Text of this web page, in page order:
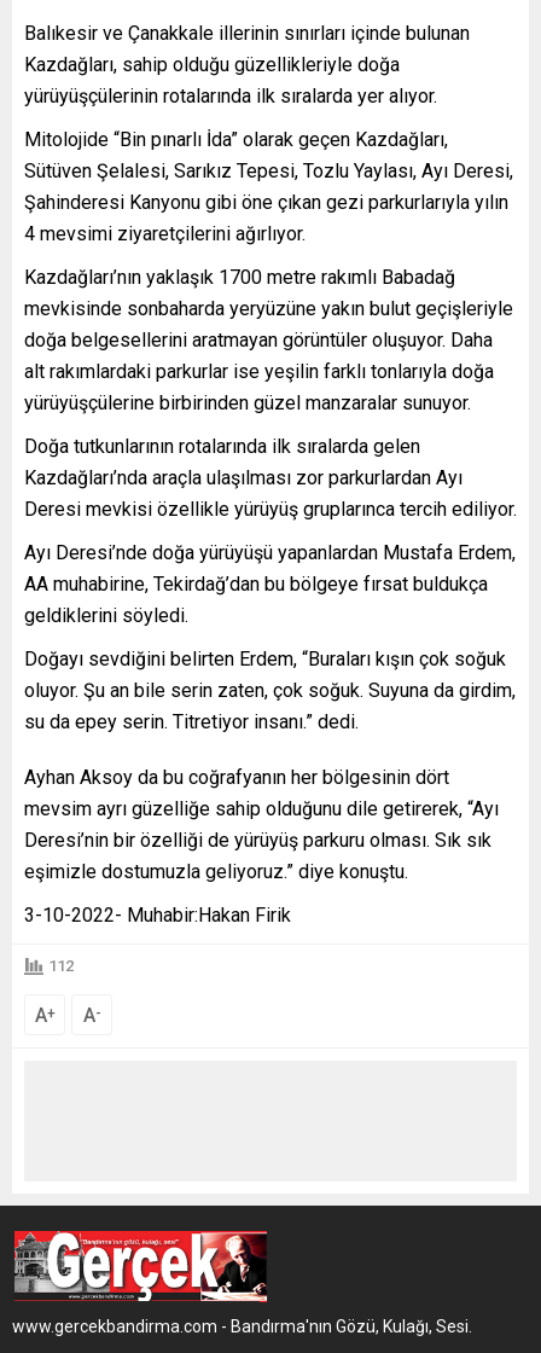
Balıkesir ve Çanakkale illerinin sınırları içinde bulunan
Kazdağları, sahip olduğu güzellikleriyle doğa
yürüyüşçülerinin rotalarında ilk sıralarda yer alıyor.
Mitolojide “Bin pınarlı İda” olarak geçen Kazdağları,
Sütüven Şelalesi, Sarıkız Tepesi, Tozlu Yaylası, Ayı Deresi,
Şahinderesi Kanyonu gibi öne çıkan gezi parkurlarıyla yılın
4 mevsimi ziyaretçilerini ağırlıyor.
Kazdağları’nın yaklaşık 1700 metre rakımlı Babadağ
mevkisinde sonbaharda yeryüzüne yakın bulut geçişleriyle
doğa belgesellerini aratmayan görüntüler oluşuyor. Daha
alt rakımlardaki parkurlar ise yeşilin farklı tonlarıyla doğa
yürüyüşçülerine birbirinden güzel manzaralar sunuyor.
Doğa tutkunlarının rotalarında ilk sıralarda gelen
Kazdağları’nda araçla ulaşılması zor parkurlardan Ayı
Deresi mevkisi özellikle yürüyüş gruplarınca tercih ediliyor.
Ayı Deresi’nde doğa yürüyüşü yapanlardan Mustafa Erdem,
AA muhabirine, Tekirdağ’dan bu bölgeye fırsat buldukça
geldiklerini söyledi.
Doğayı sevdiğini belirten Erdem, “Buraları kışın çok soğuk
oluyor. Şu an bile serin zaten, çok soğuk. Suyuna da girdim,
su da epey serin. Titretiyor insanı.” dedi.
Ayhan Aksoy da bu coğrafyanın her bölgesinin dört
mevsim ayrı güzelliğe sahip olduğunu dile getirerek, “Ayı
Deresi’nin bir özelliği de yürüyüş parkuru olması. Sık sık
eşimizle dostumuzla geliyoruz.” diye konuştu.
3-10-2022- Muhabir:Hakan Firik
112
A+ A-
www.gercekbandirma.com - Bandırma'nın Gözü, Kulağı, Sesi.